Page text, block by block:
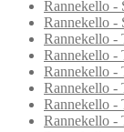
Rannekello -
Rannekello -
Rannekello -
Rannekello -
Rannekello -
Rannekello -
Rannekello -
Rannekello -